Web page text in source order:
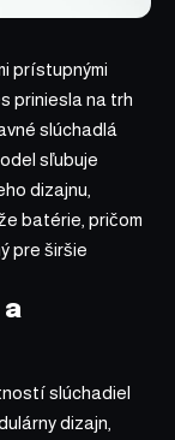
prístupnými
priniesla na trh
slúchadlá
sľubuje
dizajnu,
batérie, pričom
pre širšie
a
slúchadiel
dizajn,